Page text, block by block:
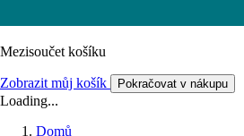
Mezisoučet košíku
Zobrazit můj košík Pokračovat v nákupu
Loading...
Domů